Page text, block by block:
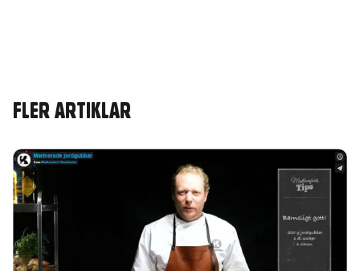
FLER ARTIKLAR